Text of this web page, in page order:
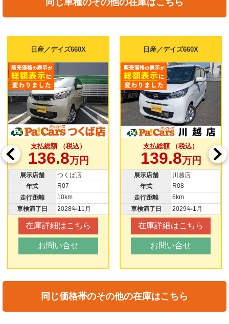
日産／デイズ660X
支払総額 （税込）
136.8万円
展示店舗
つくば店
年式
R07
走行距離
10km
車検満了日
2028年11月
在庫詳細はこちら
お問い合せ
日産／デイズ660X
支払総額 （税込）
139.8万円
展示店舗
川越店
年式
R08
走行距離
6km
車検満了日
2029年1月
在庫詳細はこちら
お問い合せ
同じ価格帯のその他の在庫はこちら